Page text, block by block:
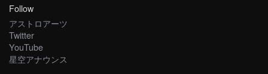
Follow
アストロアーツ
Twitter
YouTube
星空アナウンス